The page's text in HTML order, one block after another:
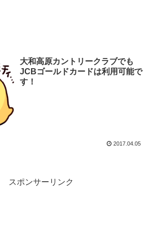
大和高原カントリークラブでも
JCBゴールドカードは利用可能で
す！
2017.04.05
スポンサーリンク